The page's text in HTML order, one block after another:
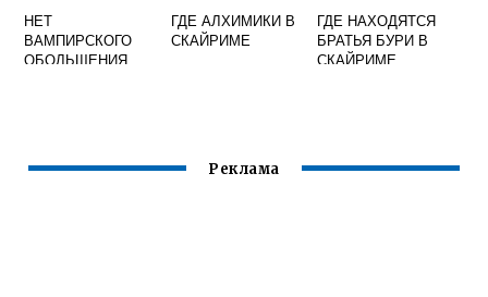
НЕТ
ВАМПИРСКОГО
ОБОЛЬЩЕНИЯ
ГДЕ АЛХИМИКИ В
СКАЙРИМЕ
ГДЕ НАХОДЯТСЯ
БРАТЬЯ БУРИ В
СКАЙРИМЕ
Реклама